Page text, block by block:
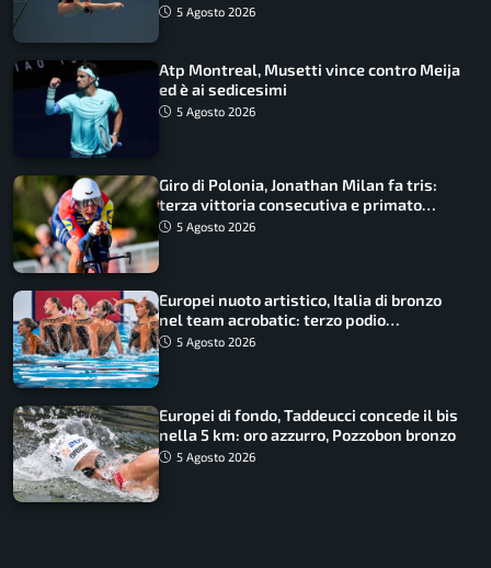
5 Agosto 2026
Atp Montreal, Musetti vince contro Meija
ed è ai sedicesimi
5 Agosto 2026
Giro di Polonia, Jonathan Milan fa tris:
terza vittoria consecutiva e primato
rafforzato
5 Agosto 2026
Europei nuoto artistico, Italia di bronzo
nel team acrobatic: terzo podio
consecutivo
5 Agosto 2026
Europei di fondo, Taddeucci concede il bis
nella 5 km: oro azzurro, Pozzobon bronzo
5 Agosto 2026